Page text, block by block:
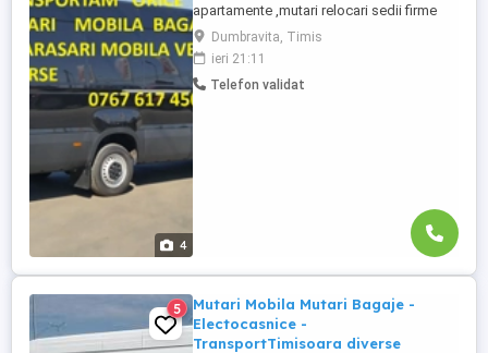
4
apartamente ,mutari relocari sedii firme
,canapele, electronice , bagaje ,
electrocasnice , diverse lucruri si obiecte ,
materiale constructii , ridic moloz ,
debarasari apartamente , asigur si
Dumbravita, Timis
ieri 21:11
Telefon validat
5
Mutari Mobila Mutari Bagaje -
Electocasnice -
TransportTimisoara diverse